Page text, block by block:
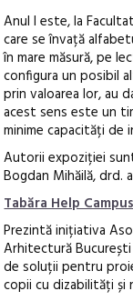
Anul I este, la
care se învață
în mare măsură, pe
configura un posibil
prin valoarea lor, au
acest sens este un
minime capacități de
Autorii expoziției
Bogdan Mihăilă, drd.
Tabăra Help
Prezintă inițiativa
Arhitectură
de soluții pentru
copii cu dizabilități și